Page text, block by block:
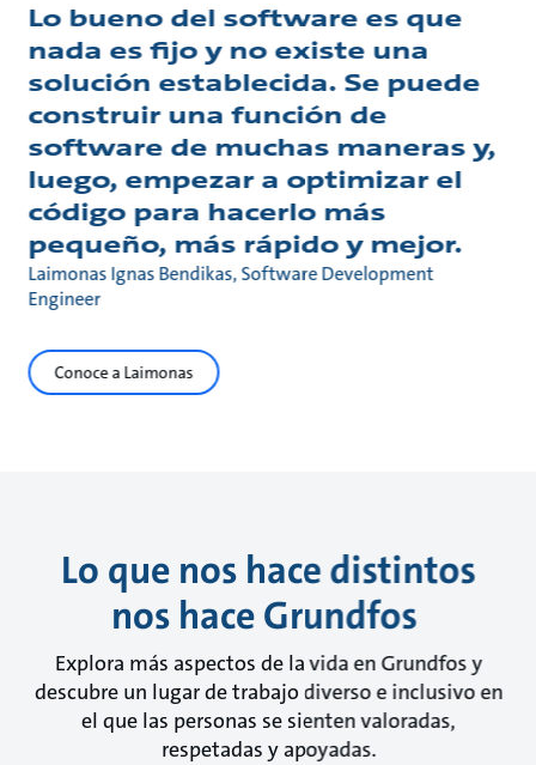
Lo bueno del software es que
nada es fijo y no existe una
solución establecida. Se puede
construir una función de
software de muchas maneras y,
luego, empezar a optimizar el
código para hacerlo más
pequeño, más rápido y mejor.
Laimonas Ignas Bendikas, Software Development
Engineer
Conoce a Laimonas
Lo que nos hace distintos
nos hace Grundfos
Explora más aspectos de la vida en Grundfos y
descubre un lugar de trabajo diverso e inclusivo en
el que las personas se sienten valoradas,
respetadas y apoyadas.